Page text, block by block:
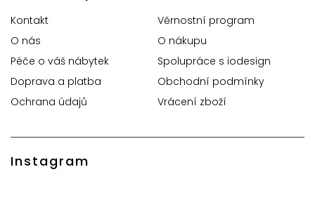
Kontakt
Věrnostní program
O nás
O nákupu
Péče o váš nábytek
Spolupráce s iodesign
Doprava a platba
Obchodní podmínky
Ochrana údajů
Vrácení zboží
Instagram